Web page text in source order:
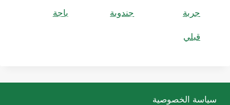
جربة جندوبة باجة
قبلي
سياسة الخصوصية